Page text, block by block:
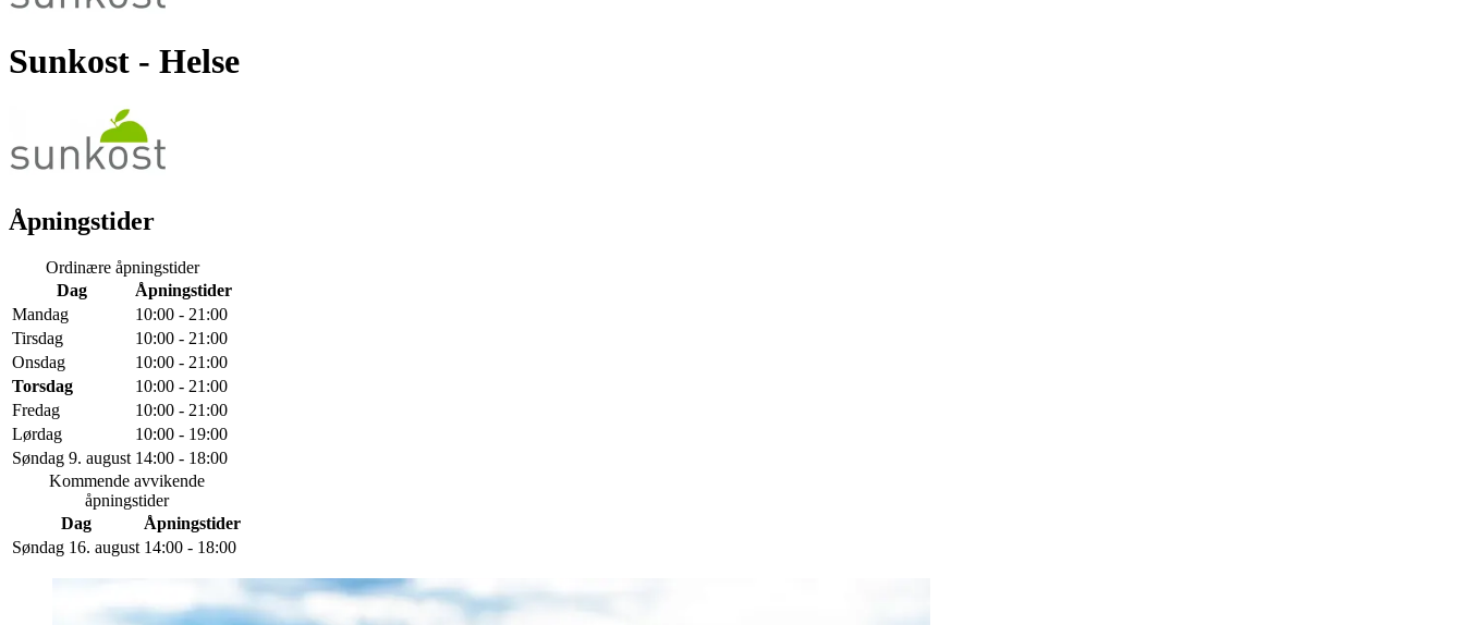
Sunkost - Helse
Åpningstider
Ordinære åpningstider
Dag
Åpningstider
Mandag
10:00 - 21:00
Tirsdag
10:00 - 21:00
Onsdag
10:00 - 21:00
Torsdag
10:00 - 21:00
Fredag
10:00 - 21:00
Lørdag
10:00 - 19:00
Søndag 9. august 14:00 - 18:00
Kommende avvikende
åpningstider
Dag
Åpningstider
Søndag 16. august 14:00 - 18:00